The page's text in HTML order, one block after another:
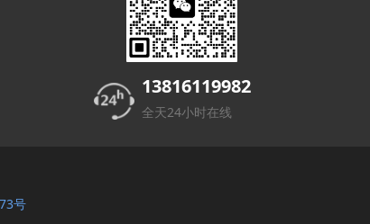
13816119982
全天24小时在线
号